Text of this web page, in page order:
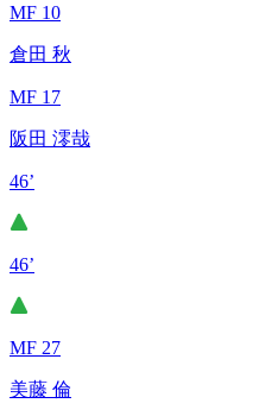
MF 10
倉田 秋
MF 17
阪田 澪哉
46’
46’
MF 27
美藤 倫